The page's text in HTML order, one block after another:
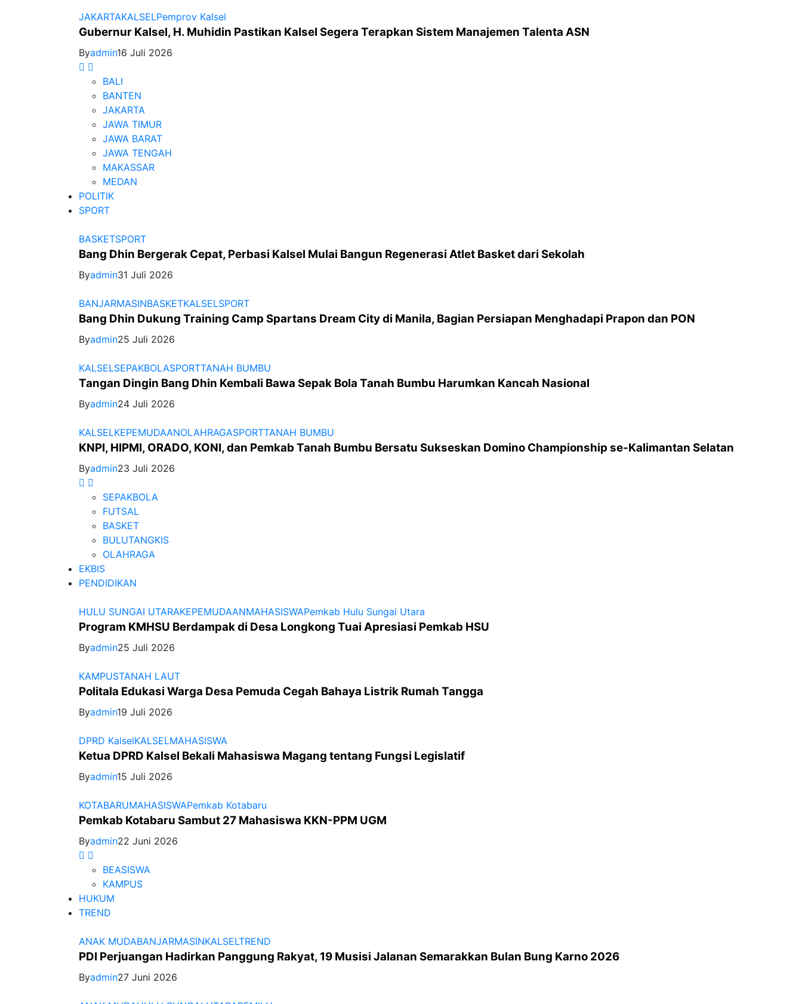
JAKARTAKALSELPemprov Kalsel
Gubernur Kalsel, H. Muhidin Pastikan Kalsel Segera Terapkan Sistem Manajemen Talenta ASN
Byadmin16 Juli 2026
BALI
BANTEN
JAKARTA
JAWA TIMUR
JAWA BARAT
JAWA TENGAH
MAKASSAR
MEDAN
POLITIK
SPORT
BASKETSPORT
Bang Dhin Bergerak Cepat, Perbasi Kalsel Mulai Bangun Regenerasi Atlet Basket dari Sekolah
Byadmin31 Juli 2026
BANJARMASINBASKETKALSELSPORT
Bang Dhin Dukung Training Camp Spartans Dream City di Manila, Bagian Persiapan Menghadapi Prapon dan PON
Byadmin25 Juli 2026
KALSELSEPAKBOLASPORTTANAH BUMBU
Tangan Dingin Bang Dhin Kembali Bawa Sepak Bola Tanah Bumbu Harumkan Kancah Nasional
Byadmin24 Juli 2026
KALSELKEPEMUDAANOLAHRAGASPORTTANAH BUMBU
KNPI, HIPMI, ORADO, KONI, dan Pemkab Tanah Bumbu Bersatu Sukseskan Domino Championship se-Kalimantan Selatan
Byadmin23 Juli 2026
SEPAKBOLA
FUTSAL
BASKET
BULUTANGKIS
OLAHRAGA
EKBIS
PENDIDIKAN
HULU SUNGAI UTARAKEPEMUDAANMAHASISWAPemkab Hulu Sungai Utara
Program KMHSU Berdampak di Desa Longkong Tuai Apresiasi Pemkab HSU
Byadmin25 Juli 2026
KAMPUSTANAH LAUT
Politala Edukasi Warga Desa Pemuda Cegah Bahaya Listrik Rumah Tangga
Byadmin19 Juli 2026
DPRD KalselKALSELMAHASISWA
Ketua DPRD Kalsel Bekali Mahasiswa Magang tentang Fungsi Legislatif
Byadmin15 Juli 2026
KOTABARUMAHASISWAPemkab Kotabaru
Pemkab Kotabaru Sambut 27 Mahasiswa KKN-PPM UGM
Byadmin22 Juni 2026
BEASISWA
KAMPUS
HUKUM
TREND
ANAK MUDABANJARMASINKALSELTREND
PDI Perjuangan Hadirkan Panggung Rakyat, 19 Musisi Jalanan Semarakkan Bulan Bung Karno 2026
Byadmin27 Juni 2026